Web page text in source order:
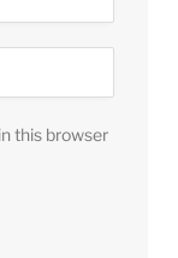
this browser